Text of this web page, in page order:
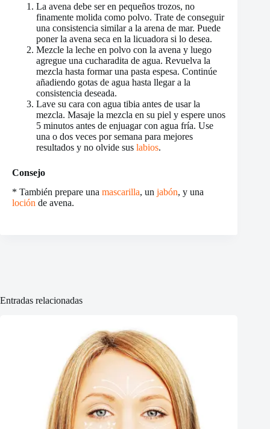
La avena debe ser en pequeños trozos, no
finamente molida como polvo. Trate de conseguir
una consistencia similar a la arena de mar. Puede
poner la avena seca en la licuadora si lo desea.
Mezcle la leche en polvo con la avena y luego
agregue una cucharadita de agua. Revuelva la
mezcla hasta formar una pasta espesa. Continúe
añadiendo gotas de agua hasta llegar a la
consistencia deseada.
Lave su cara con agua tibia antes de usar la
mezcla. Masaje la mezcla en su piel y espere unos
5 minutos antes de enjuagar con agua fría. Use
una o dos veces por semana para mejores
resultados y no olvide sus labios.
Consejo
* También prepare una mascarilla, un jabón, y una
loción de avena.
Entradas relacionadas